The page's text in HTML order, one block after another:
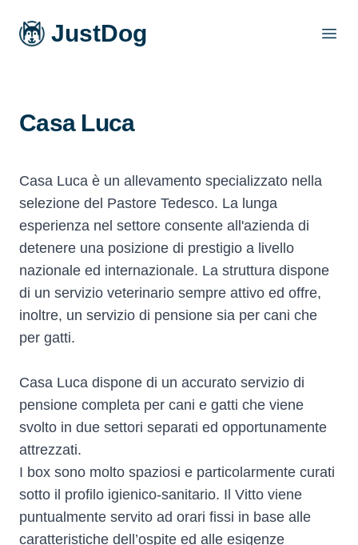
JustDog
Casa Luca
Casa Luca è un allevamento specializzato nella
selezione del Pastore Tedesco. La lunga
esperienza nel settore consente all'azienda di
detenere una posizione di prestigio a livello
nazionale ed internazionale. La struttura dispone
di un servizio veterinario sempre attivo ed offre,
inoltre, un servizio di pensione sia per cani che
per gatti.
Casa Luca dispone di un accurato servizio di
pensione completa per cani e gatti che viene
svolto in due settori separati ed opportunamente
attrezzati.
I box sono molto spaziosi e particolarmente curati
sotto il profilo igienico-sanitario. Il Vitto viene
puntualmente servito ad orari fissi in base alle
caratteristiche dell’ospite ed alle esigenze